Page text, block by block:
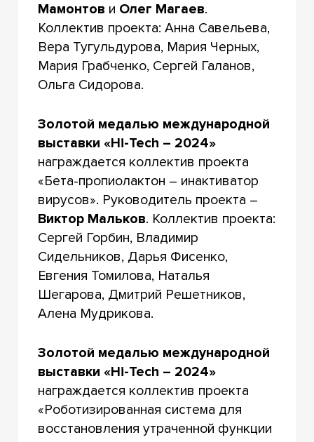
Мамонтов и Олег Магаев.
Коллектив проекта: Анна Савельева,
Вера Тугульдурова, Мария Черных,
Мария Грабченко, Сергей Галанов,
Ольга Сидорова.
Золотой медалью международной
выставки «Hi-Tech – 2024»
награждается коллектив проекта
«Бета-пропиолактон – инактиватор
вирусов». Руководитель проекта –
Виктор Мальков. Коллектив проекта:
Сергей Горбин, Владимир
Сидельников, Дарья Фисенко,
Евгения Томилова, Наталья
Шегарова, Дмитрий Решетников,
Алена Мудрикова.
Золотой медалью международной
выставки «Hi-Tech – 2024»
награждается коллектив проекта
«Роботизированная система для
восстановления утраченной функции